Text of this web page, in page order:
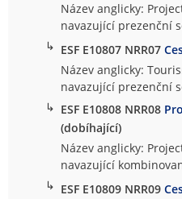
Název anglicky:
navazující prezenční
↳ ESF E10807 NRR07
Název anglicky:
navazující prezenční
↳ ESF E10808 NRR08
(dobíhající)
Název anglicky:
navazující
↳ ESF E10809 NRR09